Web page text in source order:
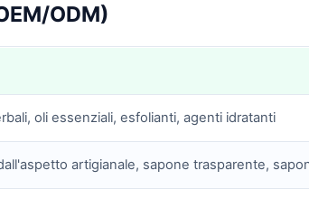
ODM)
oli essenziali, esfolianti, agenti idratanti
artigianale, sapone trasparente,